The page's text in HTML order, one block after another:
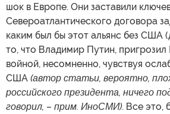
шок в Европе. Они заставили
Североатлантического договора
каким был бы этот альянс без США
то, что Владимир Путин,
войной, несомненно, чувствуя
США (автор статьи, вероятно,
российского президента, ничего
говорил, – прим. ИноСМИ). Все это,